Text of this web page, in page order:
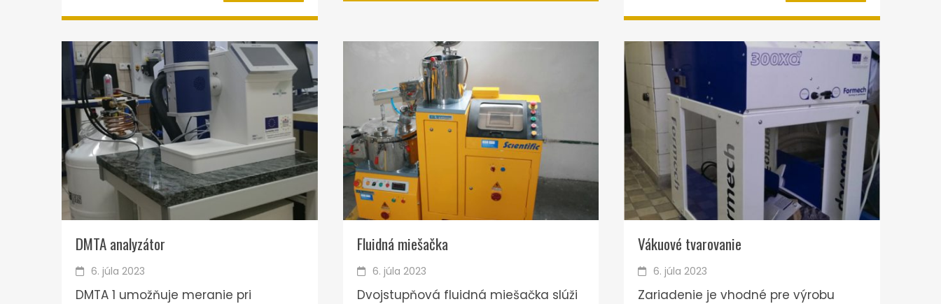
DMTA analyzátor
6. júla 2023
DMTA 1 umožňuje meranie pri
Fluidná miešačka
6. júla 2023
Dvojstupňová fluidná miešačka slúži
Vákuové tvarovanie
6. júla 2023
Zariadenie je vhodné pre výrobu